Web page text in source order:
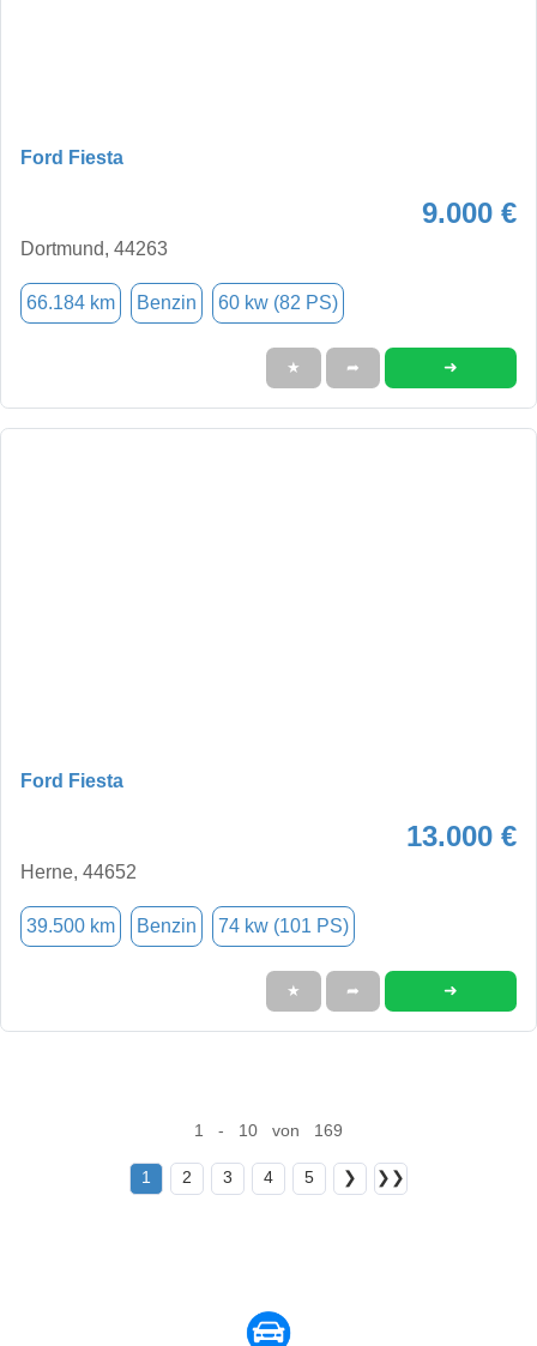
Ford Fiesta
9.000 €
Dortmund, 44263
66.184 km Benzin 60 kw (82 PS)
★ ➦ ➜
Ford Fiesta
13.000 €
Herne, 44652
39.500 km Benzin 74 kw (101 PS)
★ ➦ ➜
1 - 10 von 169
1 2 3 4 5 ❯ ❯❯